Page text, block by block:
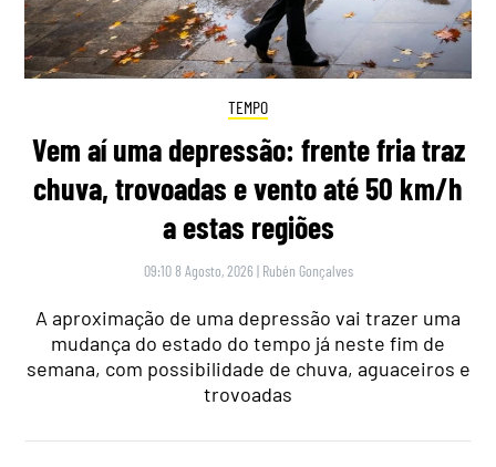
TEMPO
Vem aí uma depressão: frente fria traz
chuva, trovoadas e vento até 50 km/h
a estas regiões
09:10 8 Agosto, 2026 | Rubén Gonçalves
A aproximação de uma depressão vai trazer uma
mudança do estado do tempo já neste fim de
semana, com possibilidade de chuva, aguaceiros e
trovoadas